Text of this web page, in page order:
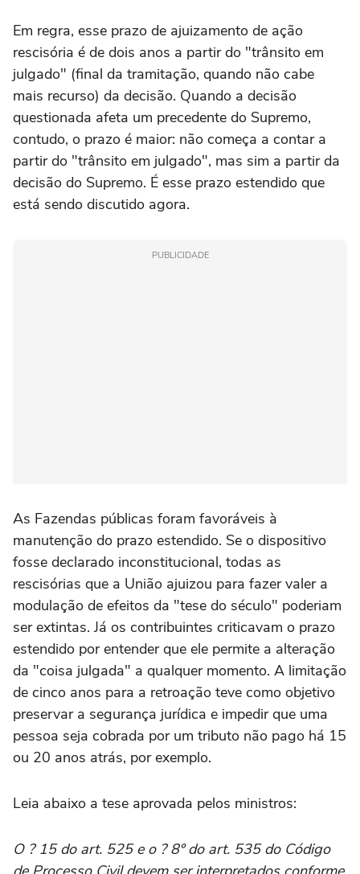
Em regra, esse prazo de ajuizamento de ação
rescisória é de dois anos a partir do "trânsito em
julgado" (final da tramitação, quando não cabe
mais recurso) da decisão. Quando a decisão
questionada afeta um precedente do Supremo,
contudo, o prazo é maior: não começa a contar a
partir do "trânsito em julgado", mas sim a partir da
decisão do Supremo. É esse prazo estendido que
está sendo discutido agora.
PUBLICIDADE
As Fazendas públicas foram favoráveis à
manutenção do prazo estendido. Se o dispositivo
fosse declarado inconstitucional, todas as
rescisórias que a União ajuizou para fazer valer a
modulação de efeitos da "tese do século" poderiam
ser extintas. Já os contribuintes criticavam o prazo
estendido por entender que ele permite a alteração
da "coisa julgada" a qualquer momento. A limitação
de cinco anos para a retroação teve como objetivo
preservar a segurança jurídica e impedir que uma
pessoa seja cobrada por um tributo não pago há 15
ou 20 anos atrás, por exemplo.
Leia abaixo a tese aprovada pelos ministros:
O ? 15 do art. 525 e o ? 8º do art. 535 do Código